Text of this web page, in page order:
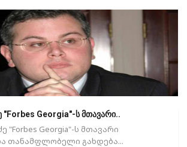
"Forbes Georgia"-ს მთავარი..
"Forbes Georgia"-ს მთავარი
თანამფლობელი გახდება...